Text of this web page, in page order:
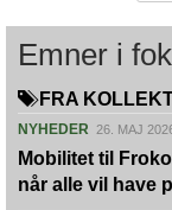
Emner i
FRA
NYHEDER 26. MAJ
Mobilitet til
når alle vil have